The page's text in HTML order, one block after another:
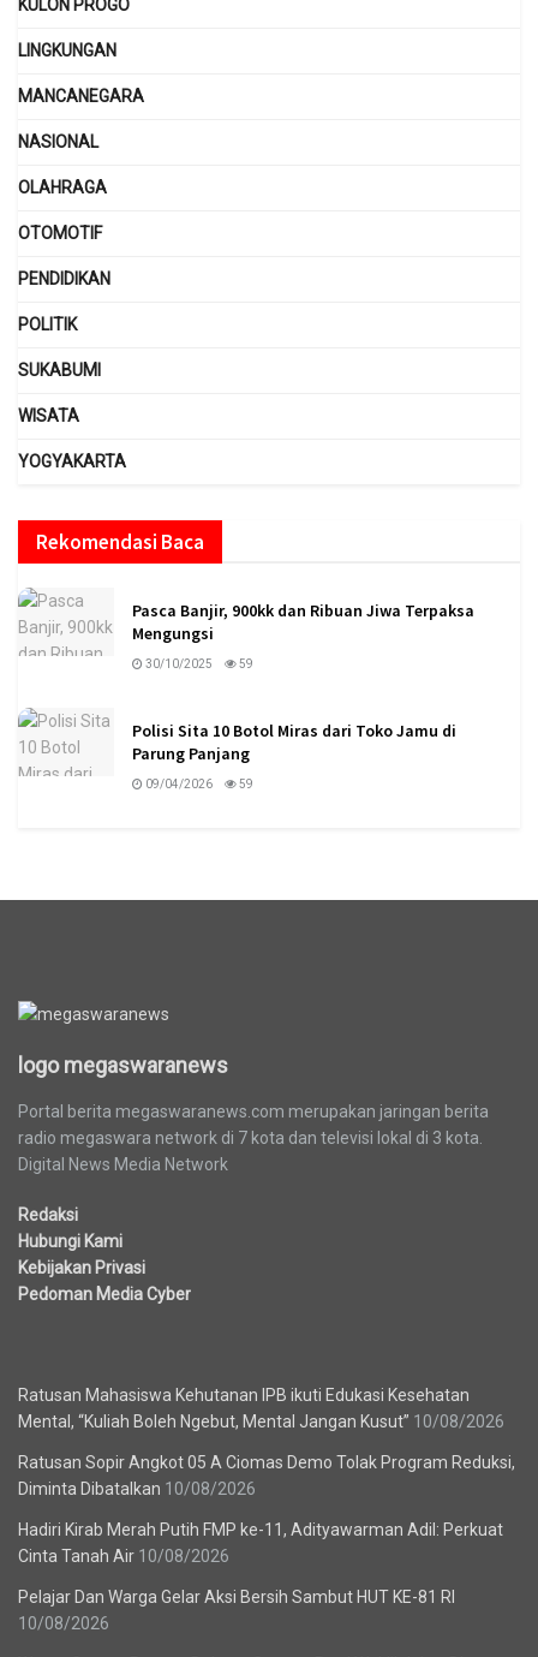
KULON PROGO
LINGKUNGAN
MANCANEGARA
NASIONAL
OLAHRAGA
OTOMOTIF
PENDIDIKAN
POLITIK
SUKABUMI
WISATA
YOGYAKARTA
Rekomendasi Baca
Pasca Banjir, 900kk dan Ribuan Jiwa Terpaksa
Mengungsi
30/10/2025 59
Polisi Sita 10 Botol Miras dari Toko Jamu di
Parung Panjang
09/04/2026 59
logo megaswaranews
Portal berita megaswaranews.com merupakan jaringan berita
radio megaswara network di 7 kota dan televisi lokal di 3 kota.
Digital News Media Network
Redaksi
Hubungi Kami
Kebijakan Privasi
Pedoman Media Cyber
Ratusan Mahasiswa Kehutanan IPB ikuti Edukasi Kesehatan
Mental, “Kuliah Boleh Ngebut, Mental Jangan Kusut” 10/08/2026
Ratusan Sopir Angkot 05 A Ciomas Demo Tolak Program Reduksi,
Diminta Dibatalkan 10/08/2026
Hadiri Kirab Merah Putih FMP ke-11, Adityawarman Adil: Perkuat
Cinta Tanah Air 10/08/2026
Pelajar Dan Warga Gelar Aksi Bersih Sambut HUT KE-81 RI
10/08/2026